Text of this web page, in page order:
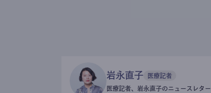
岩永直子 医療記者
医療記者、岩永直子のニュースレター